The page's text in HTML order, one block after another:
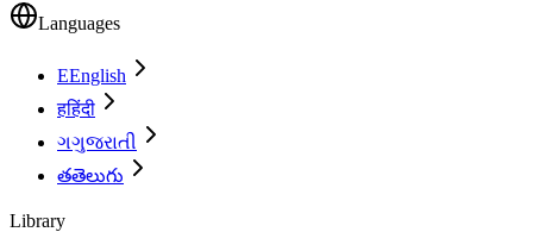
Languages
EEnglish
हहिंदी
ગગુજરાતી
తతెలుగు
Library